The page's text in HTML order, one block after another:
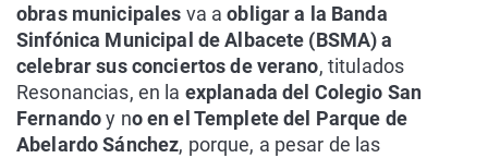
obras municipales va aobligar a la Banda
Sinfónica Municipal de Albacete (BSMA) a
celebrar sus conciertos de verano, titulados
Resonancias, en la explanada del Colegio San
Fernandoy no en el Templete del Parque de
Abelardo Sánchez, porque, a pesar de las